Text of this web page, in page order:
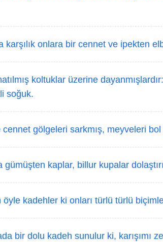
karşılık onlara bir cennet ve ipekten
koltuklar üzerine
soğuk.
cennet gölgeleri sarkmış, meyveleri
gümüşten kaplar, billur kupalar
öyle kadehler ki onları türlü türlü
bir dolu kadeh sunulur ki, karışımı